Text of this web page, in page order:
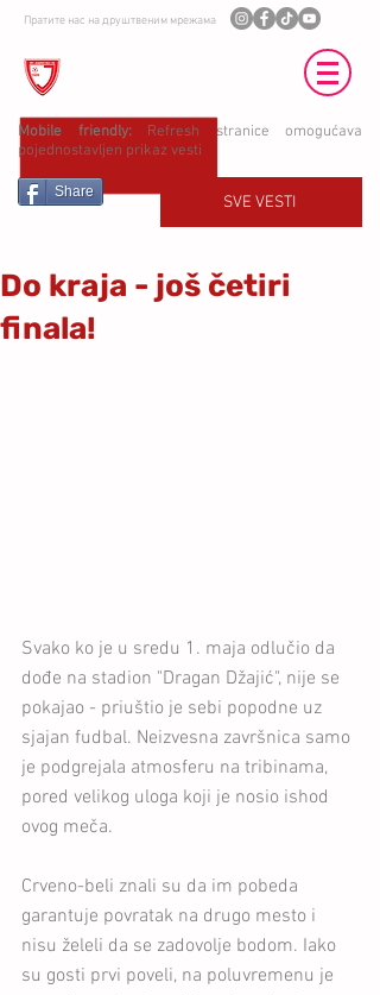
Пратите нас на друштвеним мрежама
Mobile friendly: Refresh stranice omogućava
pojednostavljen prikaz vesti
Share
SVE VESTI
Do kraja - još četiri
finala!
Svako ko je u sredu 1. maja odlučio da
dođe na stadion "Dragan Džajić", nije se
pokajao - priuštio je sebi popodne uz
sjajan fudbal. Neizvesna završnica samo
je podgrejala atmosferu na tribinama,
pored velikog uloga koji je nosio ishod
ovog meča.
Crveno-beli znali su da im pobeda
garantuje povratak na drugo mesto i
nisu želeli da se zadovolje bodom. Iako
su gosti prvi poveli, na poluvremenu je